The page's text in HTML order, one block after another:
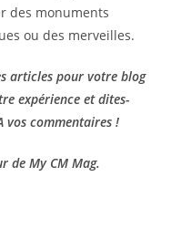
des monuments
ou des merveilles.
articles pour votre blog
expérience et dites-
vos commentaires !
de My CM Mag.